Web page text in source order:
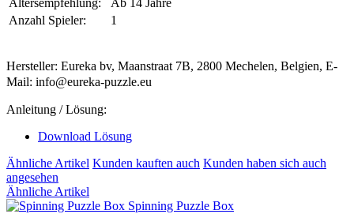
Altersempfehlung:
Ab 14 Jahre
Anzahl Spieler:
1
Hersteller: Eureka bv, Maanstraat 7B, 2800 Mechelen, Belgien, E-
Mail: info@eureka-puzzle.eu
Anleitung / Lösung:
Download Lösung
Ähnliche Artikel Kunden kauften auch Kunden haben sich auch
angesehen
Ähnliche Artikel
Spinning Puzzle Box